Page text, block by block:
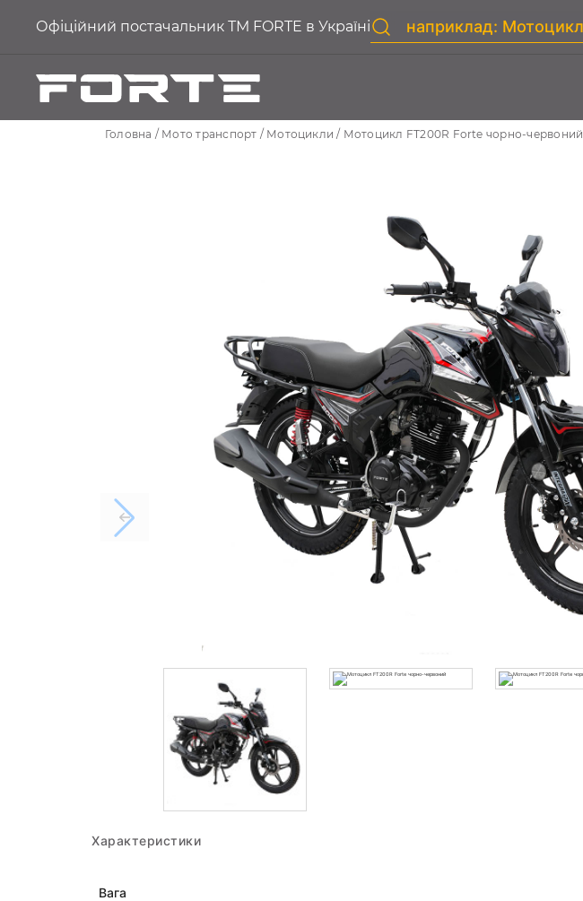
Офіційний постачальник ТМ FORTE в Україні
Головна Мото транспорт Мотоцикли Мотоцикл FT200R Forte чорно-червоний
Характеристики
Вага